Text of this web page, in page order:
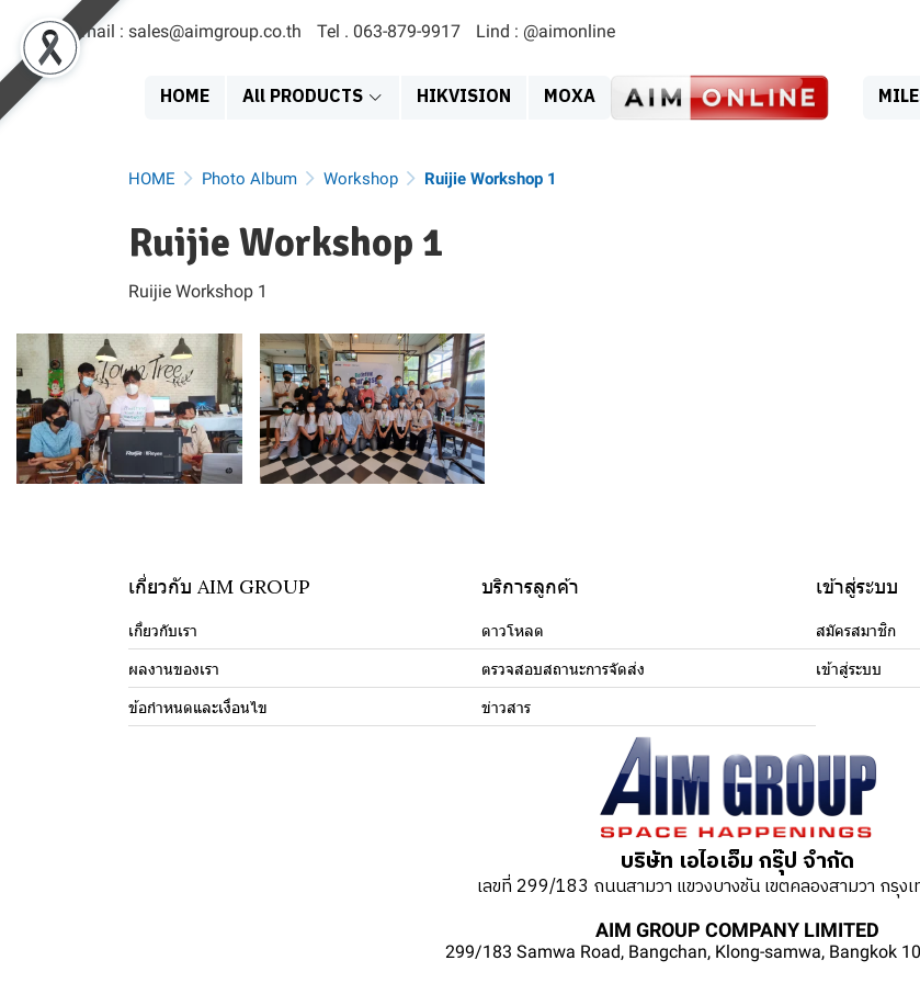
Email : sales@aimgroup.co.th Tel . 063-879-9917 Lind : @aimonline
HOME All PRODUCTS HIKVISION MOXA
HOME Photo Album Workshop Ruijie Workshop 1
Ruijie Workshop 1
Ruijie Workshop 1
เกี่ยวกับ AIM GROUP
เกี่ยวกับเรา
ผลงานของเรา
ข้อกำหนดและเงื่อนไข
บริการลูกค้า
ดาวโหลด
ตรวจสอบสถานะการจัดส่ง
ข่าวสาร
เข้าสู่ระบบ
สมัครสมาชิก
เข้าสู่ระบบ
บริษัท เอไอเอ็ม กรุ๊ป จำกัด
เลขที่ 299/183 ถนนสามวา แขวงบางชัน เขตคลองสามวา กรุง
AIM GROUP COMPANY LIMITED
299/183 Samwa Road, Bangchan, Klong-samwa, Bangkok